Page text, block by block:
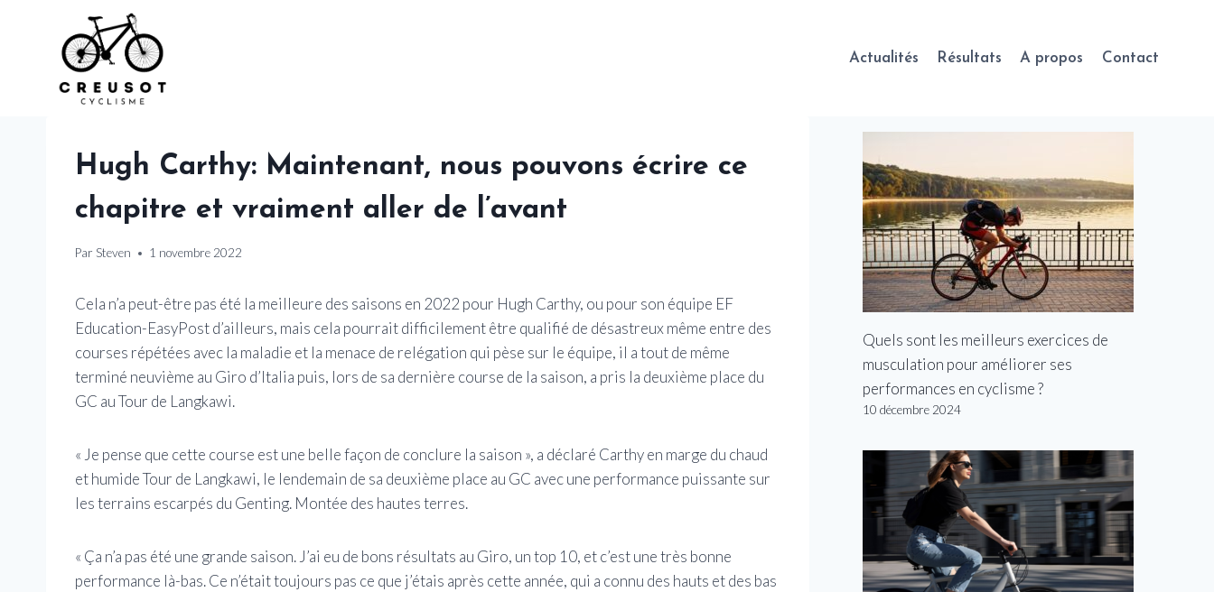
Actualités Résultats A propos Contact
Hugh Carthy: Maintenant, nous pouvons écrire ce
chapitre et vraiment aller de l’avant
Par Steven 1 novembre 2022
Cela n’a peut-être pas été la meilleure des saisons en 2022 pour Hugh Carthy, ou pour son équipe EF
Education-EasyPost d’ailleurs, mais cela pourrait difficilement être qualifié de désastreux même entre des
courses répétées avec la maladie et la menace de relégation qui pèse sur le équipe, il a tout de même
terminé neuvième au Giro d’Italia puis, lors de sa dernière course de la saison, a pris la deuxième place du
GC au Tour de Langkawi.
« Je pense que cette course est une belle façon de conclure la saison », a déclaré Carthy en marge du chaud
et humide Tour de Langkawi, le lendemain de sa deuxième place au GC avec une performance puissante sur
les terrains escarpés du Genting. Montée des hautes terres.
« Ça n’a pas été une grande saison. J’ai eu de bons résultats au Giro, un top 10, et c’est une très bonne
performance là-bas. Ce n’était toujours pas ce que j’étais après cette année, qui a connu des hauts et des bas
Quels sont les meilleurs exercices de
musculation pour améliorer ses
performances en cyclisme ?
10 décembre 2024